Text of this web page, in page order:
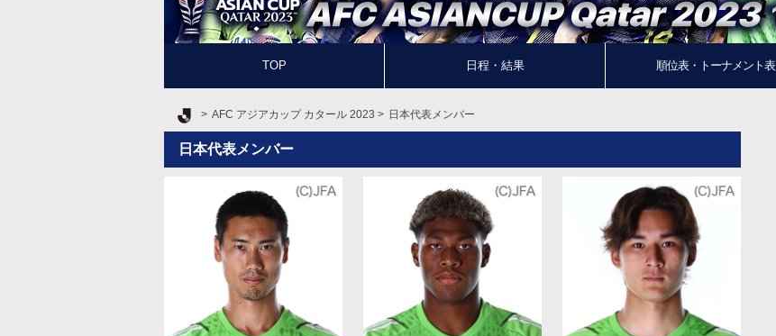
TOP 日程・結果 順位表・トーナメント表
Ｊリーグ TOP
AFC アジアカップ カタール 2023 日本代表メンバー
日本代表メンバー